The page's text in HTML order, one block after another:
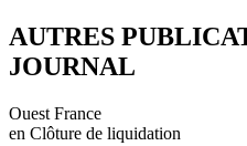
AUTRES
JOURNAL
Ouest France
en Clôture de liquidation